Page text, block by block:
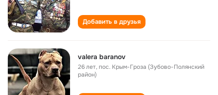
Добавить в друзья
valera baranov
26 лет,пос. Крым-Гроза (Зубово-Полянский
район)